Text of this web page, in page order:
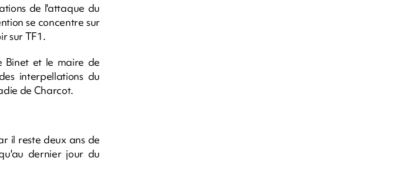
de l'attaque du
se concentre sur
sur TF1.
Binet et le maire de
interpellations du
de Charcot.
il reste deux ans de
dernier jour du